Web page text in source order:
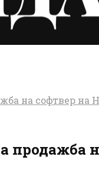
на софтвер на
продажба